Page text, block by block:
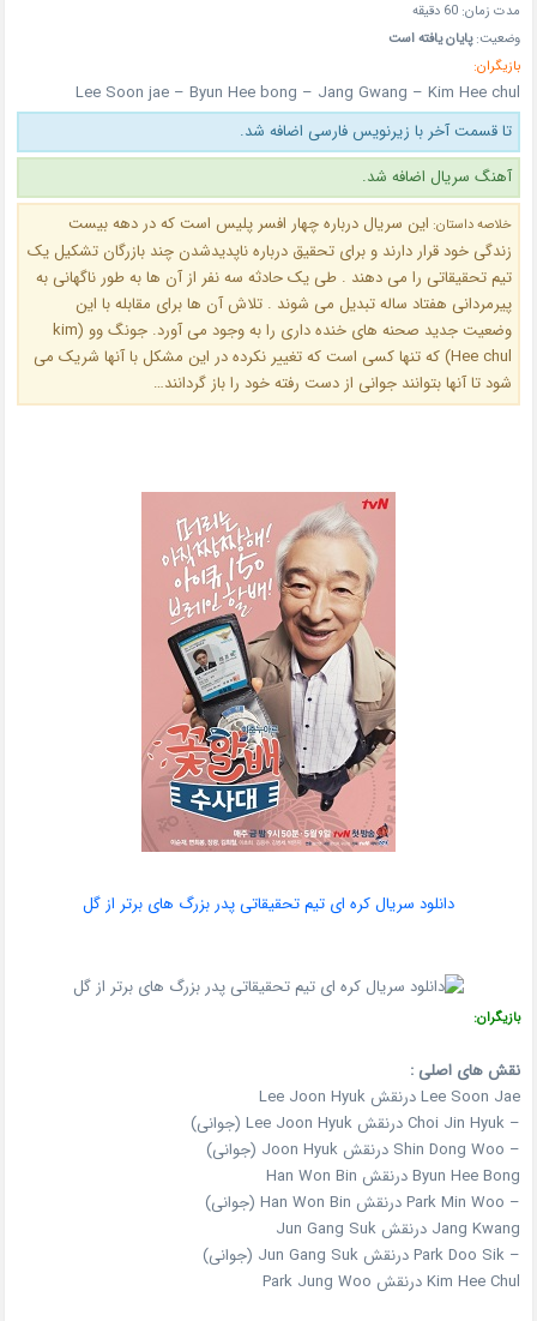
مدت زمان: 60 دقیقه
وضعیت:پایان یافته است
بازیگران:
Lee Soon jae – Byun Hee bong – Jang Gwang – Kim Hee chul
تا قسمت آخر با زیرنویس فارسی اضافه شد.
آهنگ سریال اضافه شد.
خلاصه داستان: این سریال درباره چهار افسر پلیس است که در دهه بیست
زندگی خود قرار دارند و برای تحقیق درباره ناپدیدشدن چند بازرگان تشکیل یک
تیم تحقیقاتی را می دهند . طی یک حادثه سه نفر از آن ها به طور ناگهانی به
پیرمردانی هفتاد ساله تبدیل می شوند . تلاش آن ها برای مقابله با این
وضعیت جدید صحنه های خنده داری را به وجود می آورد. جونگ وو (kim
Hee chul) که تنها کسی است که تغییر نکرده در این مشکل با آنها شریک می
شود تا آنها بتوانند جوانی از دست رفته خود را باز گردانند…
دانلود سریال کره ای تیم تحقیقاتی پدر بزرگ های برتر از گل
بازیگران:
نقش های اصلی :
Lee Soon Jae درنقش Lee Joon Hyuk
– Choi Jin Hyuk درنقش Lee Joon Hyuk (جوانی)
– Shin Dong Woo درنقش Joon Hyuk (جوانی)
Byun Hee Bong درنقش Han Won Bin
– Park Min Woo درنقش Han Won Bin (جوانی)
Jang Kwang درنقش Jun Gang Suk
– Park Doo Sik درنقش Jun Gang Suk (جوانی)
Kim Hee Chul درنقش Park Jung Woo